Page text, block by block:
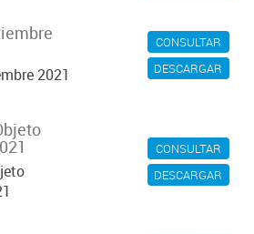
CONSULTAR
DESCARGAR
2021
CONSULTAR
DESCARGAR